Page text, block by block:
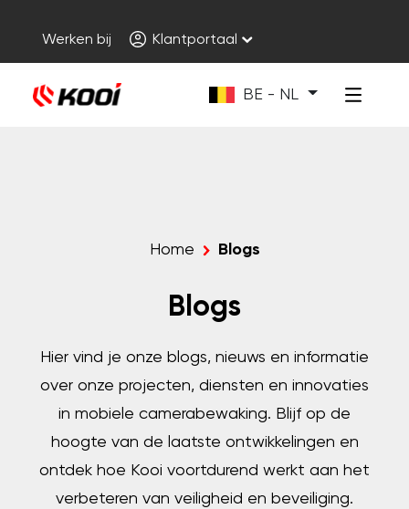
Werken bij Klantportaal
BE - NL
Home Blogs
Blogs
Hier vind je onze blogs, nieuws en informatie
over onze projecten, diensten en innovaties
in mobiele camerabewaking. Blijf op de
hoogte van de laatste ontwikkelingen en
ontdek hoe Kooi voortdurend werkt aan het
verbeteren van veiligheid en beveiliging.